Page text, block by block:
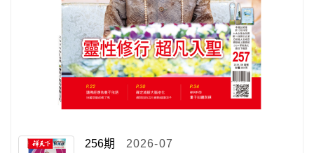
256期 2026-07